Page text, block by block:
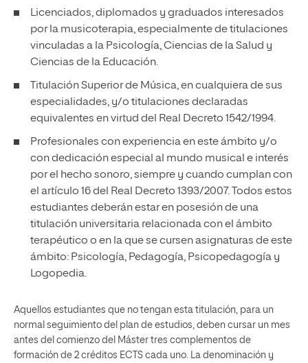
Licenciados, diplomados y graduados interesados
por la musicoterapia, especialmente de titulaciones
vinculadas a la Psicología, Ciencias de la Salud y
Ciencias de la Educación.
Titulación Superior de Música, en cualquiera de sus
especialidades, y/o titulaciones declaradas
equivalentes en virtud del Real Decreto 1542/1994.
Profesionales con experiencia en este ámbito y/o
con dedicación especial al mundo musical e interés
por el hecho sonoro, siempre y cuando cumplan con
el artículo 16 del Real Decreto 1393/2007. Todos estos
estudiantes deberán estar en posesión de una
titulación universitaria relacionada con el ámbito
terapéutico o en la que se cursen asignaturas de este
ámbito: Psicología, Pedagogía, Psicopedagogía y
Logopedia.
Aquellos estudiantes que no tengan esta titulación, para un
normal seguimiento del plan de estudios, deben cursar un mes
antes del comienzo del Máster tres complementos de
formación de 2 créditos ECTS cada uno. La denominación y